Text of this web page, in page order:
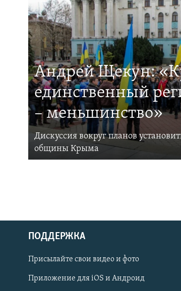
Українською
Qırımtatar
Андрей Щекун:
единственный
– меньшинство»
Дискуссия вокруг планов
общины Крыма
ПОДДЕРЖКА
Присылайте свои видео и фото
Приложение для iOS и Андроид